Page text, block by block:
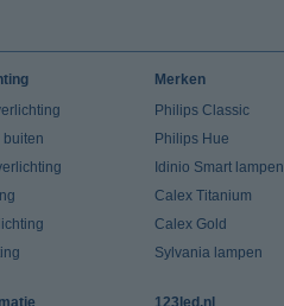
Merken
Philips Classic
Philips Hue
Idinio Smart lampen
Calex Titanium
Calex Gold
Sylvania lampen
123led.nl